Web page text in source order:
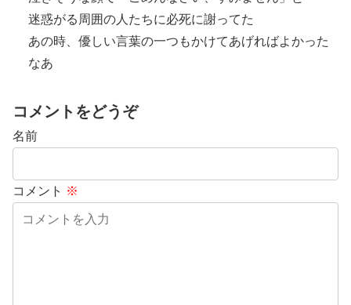
迷惑がる周囲の人たちに必死に謝ってた
あの時、優しい言葉の一つもかけてあげればよかった
なあ
コメントをどうぞ
名前
コメント ※